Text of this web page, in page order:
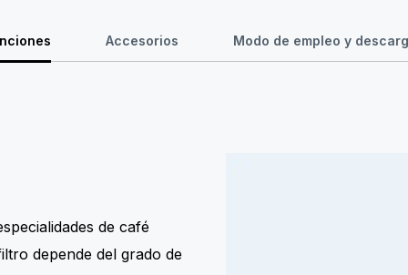
Accesorios Modo de empleo y
de café
depende del grado de